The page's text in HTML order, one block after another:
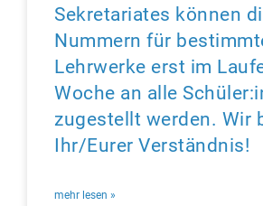
Sekretariates können
Nummern für
Lehrwerke erst im
Woche an alle
zugestellt werden. Wir
Ihr/Eurer Verständnis!
mehr lesen »